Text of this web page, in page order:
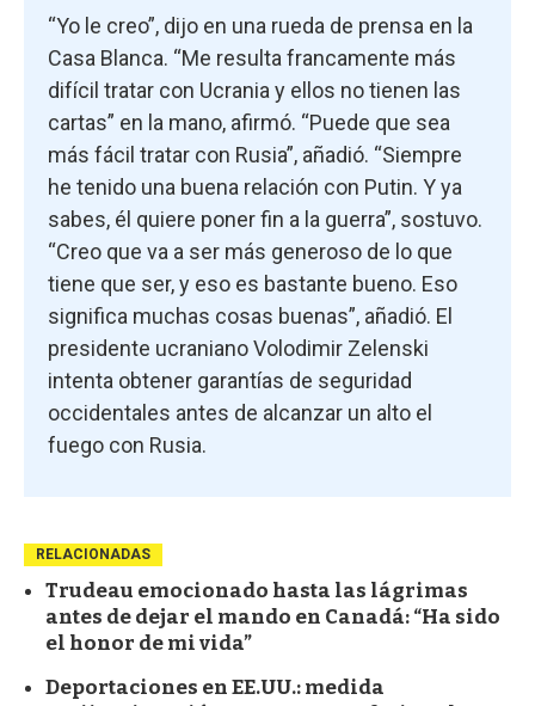
“Yo le creo”, dijo en una rueda de prensa en la
Casa Blanca. “Me resulta francamente más
difícil tratar con Ucrania y ellos no tienen las
cartas” en la mano, afirmó. “Puede que sea
más fácil tratar con Rusia”, añadió. “Siempre
he tenido una buena relación con Putin. Y ya
sabes, él quiere poner fin a la guerra”, sostuvo.
“Creo que va a ser más generoso de lo que
tiene que ser, y eso es bastante bueno. Eso
significa muchas cosas buenas”, añadió. El
presidente ucraniano Volodimir Zelenski
intenta obtener garantías de seguridad
occidentales antes de alcanzar un alto el
fuego con Rusia.
RELACIONADAS
Trudeau emocionado hasta las lágrimas
antes de dejar el mando en Canadá: “Ha sido
el honor de mi vida”
Deportaciones en EE.UU.: medida